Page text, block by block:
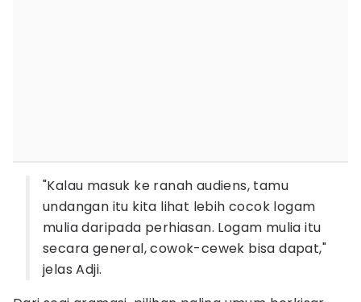
"Kalau masuk ke ranah audiens, tamu
undangan itu kita lihat lebih cocok logam
mulia daripada perhiasan. Logam mulia itu
secara general, cowok-cewek bisa dapat,"
jelas Adji.